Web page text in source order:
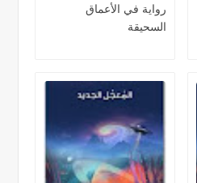
رواية في الأعماق
السحيقة